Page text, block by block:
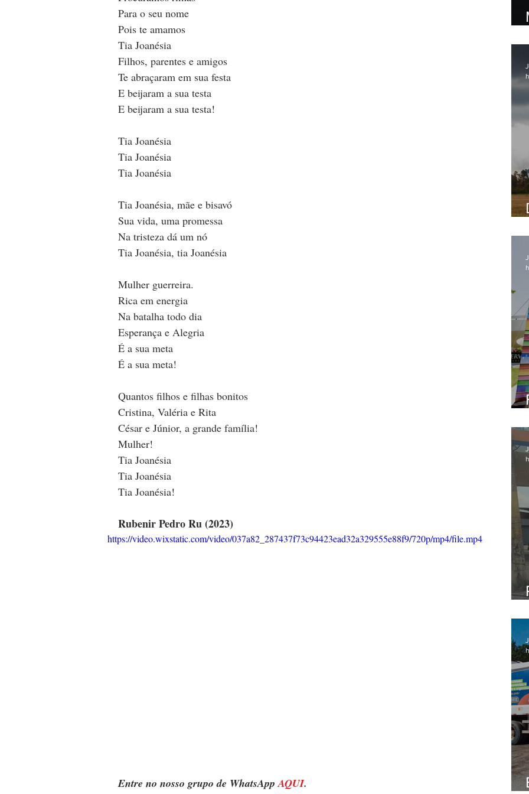
Para o seu nome
Pois te amamos
Tia Joanésia
Filhos, parentes e amigos
Te abraçaram em sua festa
E beijaram a sua testa
E beijaram a sua testa!
Tia Joanésia
Tia Joanésia
Tia Joanésia
Tia Joanésia, mãe e bisavó
Sua vida, uma promessa
Na tristeza dá um nó
Tia Joanésia, tia Joanésia
Mulher guerreira.
Rica em energia
Na batalha todo dia
Esperança e Alegria
É a sua meta
É a sua meta!
Quantos filhos e filhas bonitos
Cristina, Valéria e Rita
César e Júnior, a grande família!
Mulher!
Tia Joanésia
Tia Joanésia
Tia Joanésia!
Rubenir Pedro Ru (2023)
https://video.wixstatic.com/video/037a82_287437f73c94423ead32a329555e88f9/720p/mp4/file.mp4
Entre no nosso grupo de WhatsApp AQUI.